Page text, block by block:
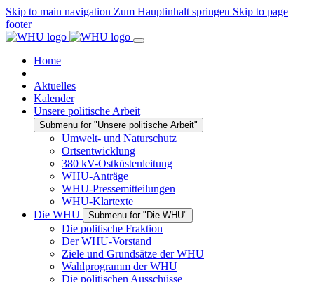
Skip to main navigation Zum Hauptinhalt springen Skip to page
footer
Home
Aktuelles
Kalender
Unsere politische Arbeit
Submenu for "Unsere politische Arbeit"
Umwelt- und Naturschutz
Ortsentwicklung
380 kV-Ostküstenleitung
WHU-Anträge
WHU-Pressemitteilungen
WHU-Klartexte
Die WHU
Submenu for "Die WHU"
Die politische Fraktion
Der WHU-Vorstand
Ziele und Grundsätze der WHU
Wahlprogramm der WHU
Die politischen Ausschüsse